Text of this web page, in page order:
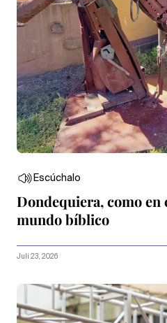
Escúchalo
Dondequiera, como en
mundo bíblico
Juli 23, 2026